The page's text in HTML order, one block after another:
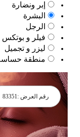
إبر ونضارة
البشرة
الرجل
فيلر و بوتكس
ليزر و تجميل
منطقة حساسة
رقم العرض :83351